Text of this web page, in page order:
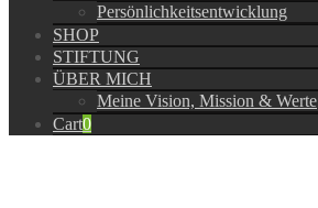
Persönlichkeitsentwicklung
SHOP
STIFTUNG
ÜBER MICH
Meine Vision, Mission & Werte
Cart0